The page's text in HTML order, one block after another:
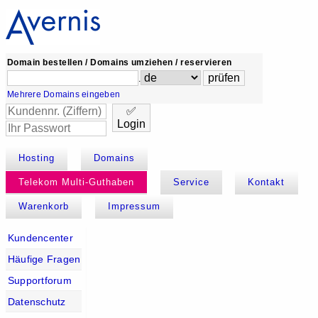
Domain bestellen / Domains umziehen / reservieren
.
Mehrere Domains eingeben
✅
Login
Hosting Domains
Telekom Multi-Guthaben Service Kontakt
Warenkorb Impressum
Kundencenter
Häufige Fragen
Supportforum
Datenschutz